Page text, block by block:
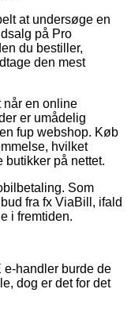
at undersøge en
på Pro
du bestiller,
den mest
når en online
er umådelig
fup webshop. Køb
hvilket
butikker på nettet.
Som
fra fx ViaBill, ifald
i fremtiden.
e-handler burde de
dog er det for det